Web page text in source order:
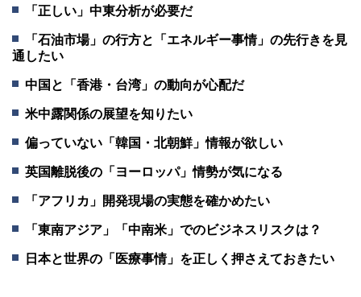
「正しい」中東分析が必要だ
「石油市場」の行方と「エネルギー事情」の先行きを見
通したい
中国と「香港・台湾」の動向が心配だ
米中露関係の展望を知りたい
偏っていない「韓国・北朝鮮」情報が欲しい
英国離脱後の「ヨーロッパ」情勢が気になる
「アフリカ」開発現場の実態を確かめたい
「東南アジア」「中南米」でのビジネスリスクは？
日本と世界の「医療事情」を正しく押さえておきたい